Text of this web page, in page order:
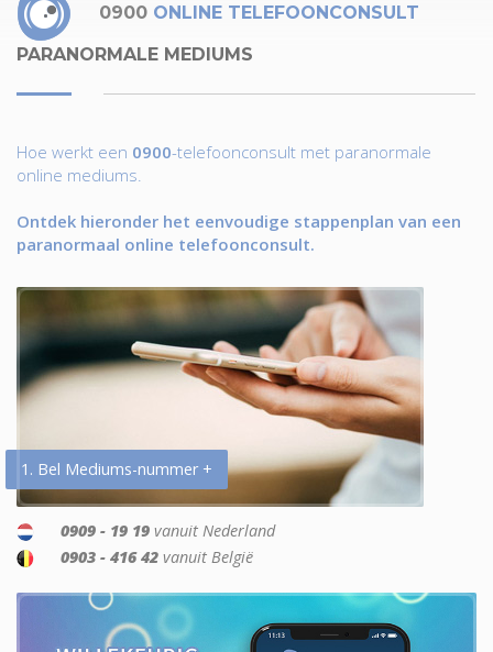
0900 ONLINE TELEFOONCONSULT
PARANORMALE MEDIUMS
Hoe werkt een 0900-telefoonconsult met paranormale
online mediums.
Ontdek hieronder het eenvoudige stappenplan van een
paranormaal online telefoonconsult.
1. Bel Mediums-nummer +
0909 - 19 19 vanuit Nederland
0903 - 416 42 vanuit België